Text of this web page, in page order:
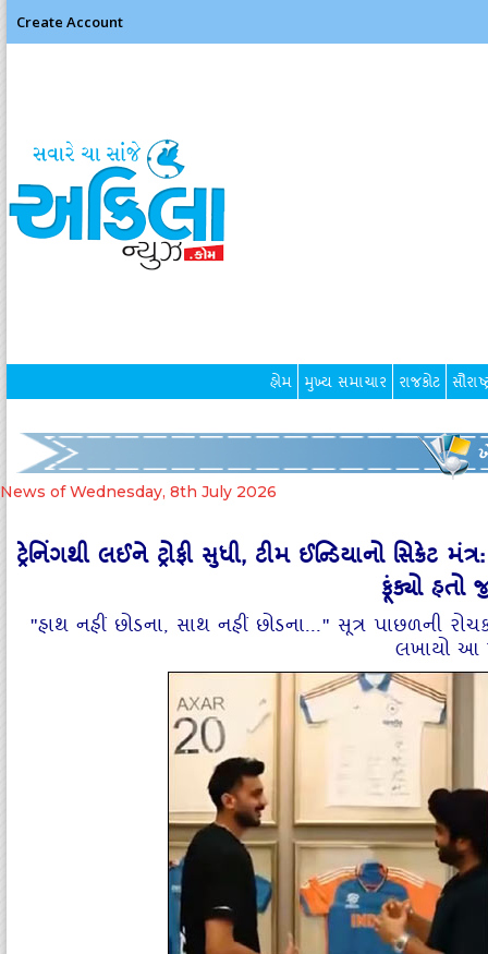
Create Account
હોમ મુખ્ય સમાચાર રાજકોટ
News of Wednesday, 8th July 2026
ટ્રેનિંગથી લઈને ટ્રોફી સુધી, ટીમ ઈન્ડિયાનો સિક્રેટ
ફૂંક્યો હતો
"હાથ નહીં છોડના, સાથ નહીં છોડના..." સૂત્ર પાછળની
લખાયો આ